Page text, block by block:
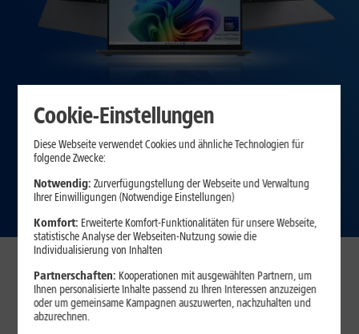
Unsere Top-Angebote
DAUERTIEFPREISE
Cookie-Einstellungen
Diese Webseite verwendet Cookies und ähnliche Technologien für
folgende Zwecke:
Notwendig: Zurverfügungstellung der Webseite und Verwaltung
Ihrer Einwilligungen (Notwendige Einstellungen)
Komfort: Erweiterte Komfort-Funktionalitäten für unsere Webseite,
statistische Analyse der Webseiten-Nutzung sowie die
Individualisierung von Inhalten
Partnerschaften: Kooperationen mit ausgewählten Partnern, um
Ihnen personalisierte Inhalte passend zu Ihren Interessen anzuzeigen
oder um gemeinsame Kampagnen auszuwerten, nachzuhalten und
abzurechnen.